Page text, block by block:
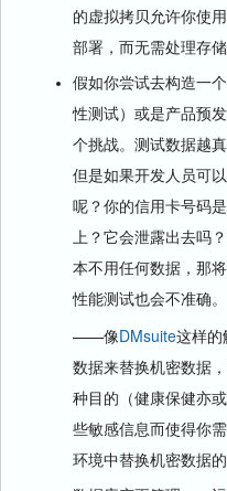
的虚拟拷贝允许你使
部署，而无需处理存
假如你尝试去构造一
性测试）或是产品预
个挑战。测试数据越
但是如果开发人员可
呢？你的信用卡号码
上？它会泄露出去吗
本不用任何数据，那
性能测试也会不准确。
——像DMsuite这样的
数据来替换机密数据
种目的（健康保健亦
些敏感信息而使得你
环境中替换机密数据